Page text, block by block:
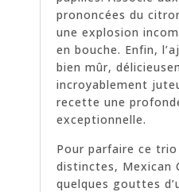
prononcées du
une explosion
en bouche. Enfin,
bien mûr,
incroyablement
recette une
exceptionnelle.
Pour parfaire ce
distinctes, Mexican
quelques gouttes